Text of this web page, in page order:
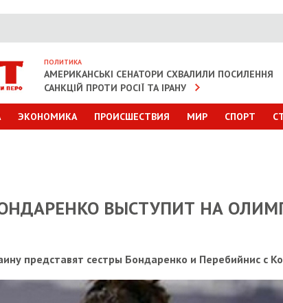
ПОЛИТИКА
АМЕРИКАНСЬКІ СЕНАТОРИ СХВАЛИЛИ ПОСИЛЕННЯ
САНКЦІЙ ПРОТИ РОСІЇ ТА ІРАНУ
ЭКОНОМИКА ПРОИСШЕСТВИЯ МИР СПОРТ
ВЫСТУПИТ НА
представят сестры Бондаренко и Перебийнис с